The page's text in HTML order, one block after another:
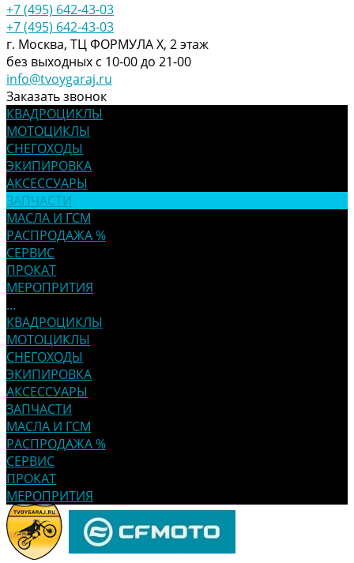
+7 (495) 642-43-03
+7 (495) 642-43-03
г. Москва, ТЦ ФОРМУЛА Х, 2 этаж
без выходных с 10-00 до 21-00
info@tvoygaraj.ru
Заказать звонок
КВАДРОЦИКЛЫ
МОТОЦИКЛЫ
СНЕГОХОДЫ
ЭКИПИРОВКА
АКСЕССУАРЫ
ЗАПЧАСТИ
МАСЛА И ГСМ
РАСПРОДАЖА %
СЕРВИС
ПРОКАТ
МЕРОПРИТИЯ
...
КВАДРОЦИКЛЫ
МОТОЦИКЛЫ
СНЕГОХОДЫ
ЭКИПИРОВКА
АКСЕССУАРЫ
ЗАПЧАСТИ
МАСЛА И ГСМ
РАСПРОДАЖА %
СЕРВИС
ПРОКАТ
МЕРОПРИТИЯ